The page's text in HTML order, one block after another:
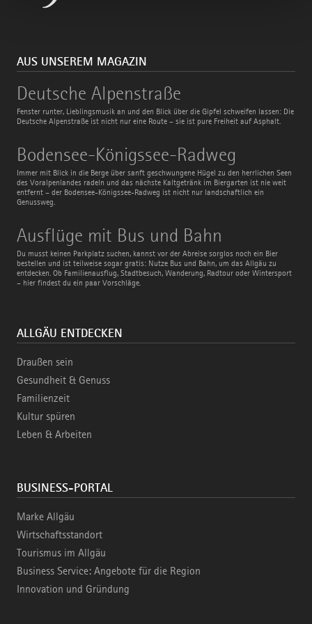
AUS UNSEREM MAGAZIN
Deutsche Alpenstraße
Fenster runter, Lieblingsmusik an und den Blick über die Gipfel schweifen lassen: Die
Deutsche Alpenstraße ist nicht nur eine Route – sie ist pure Freiheit auf Asphalt.
Deutsche
Alpenstraße
Bodensee-Königssee-Radweg
Immer mit Blick in die Berge über sanft geschwungene Hügel zu den herrlichen Seen
des Voralpenlandes radeln und das nächste Kaltgetränk im Biergarten ist nie weit
entfernt – der Bodensee-Königssee-Radweg ist nicht nur landschaftlich ein
Genussweg.
Bodensee-
Königssee-
Radweg
Ausflüge mit Bus und Bahn
Du musst keinen Parkplatz suchen, kannst vor der Abreise sorglos noch ein Bier
bestellen und ist teilweise sogar gratis: Nutze Bus und Bahn, um das Allgäu zu
entdecken. Ob Familienausflug, Stadtbesuch, Wanderung, Radtour oder Wintersport
– hier findest du ein paar Vorschläge.
Ausflüge
mit
Bus
und
Bahn
ALLGÄU ENTDECKEN
Draußen sein
Gesundheit & Genuss
Familienzeit
Kultur spüren
Leben & Arbeiten
BUSINESS-PORTAL
Marke Allgäu
Wirtschaftsstandort
Tourismus im Allgäu
Business Service: Angebote für die Region
Innovation und Gründung